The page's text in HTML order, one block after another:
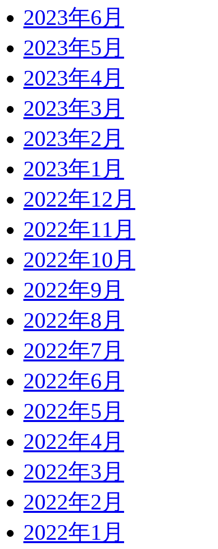
2023年6月
2023年5月
2023年4月
2023年3月
2023年2月
2023年1月
2022年12月
2022年11月
2022年10月
2022年9月
2022年8月
2022年7月
2022年6月
2022年5月
2022年4月
2022年3月
2022年2月
2022年1月